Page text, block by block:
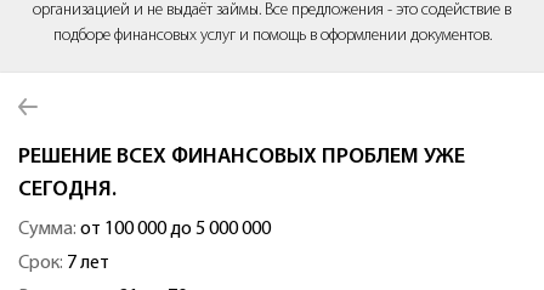
организацией и не выдаёт займы. Все предложения - это содействие в
подборе финансовых услуг и помощь в оформлении документов.
РЕШЕНИЕ ВСЕХ ФИНАНСОВЫХ ПРОБЛЕМ УЖЕ
СЕГОДНЯ.
Сумма: от 100 000 до 5 000 000
Срок: 7 лет